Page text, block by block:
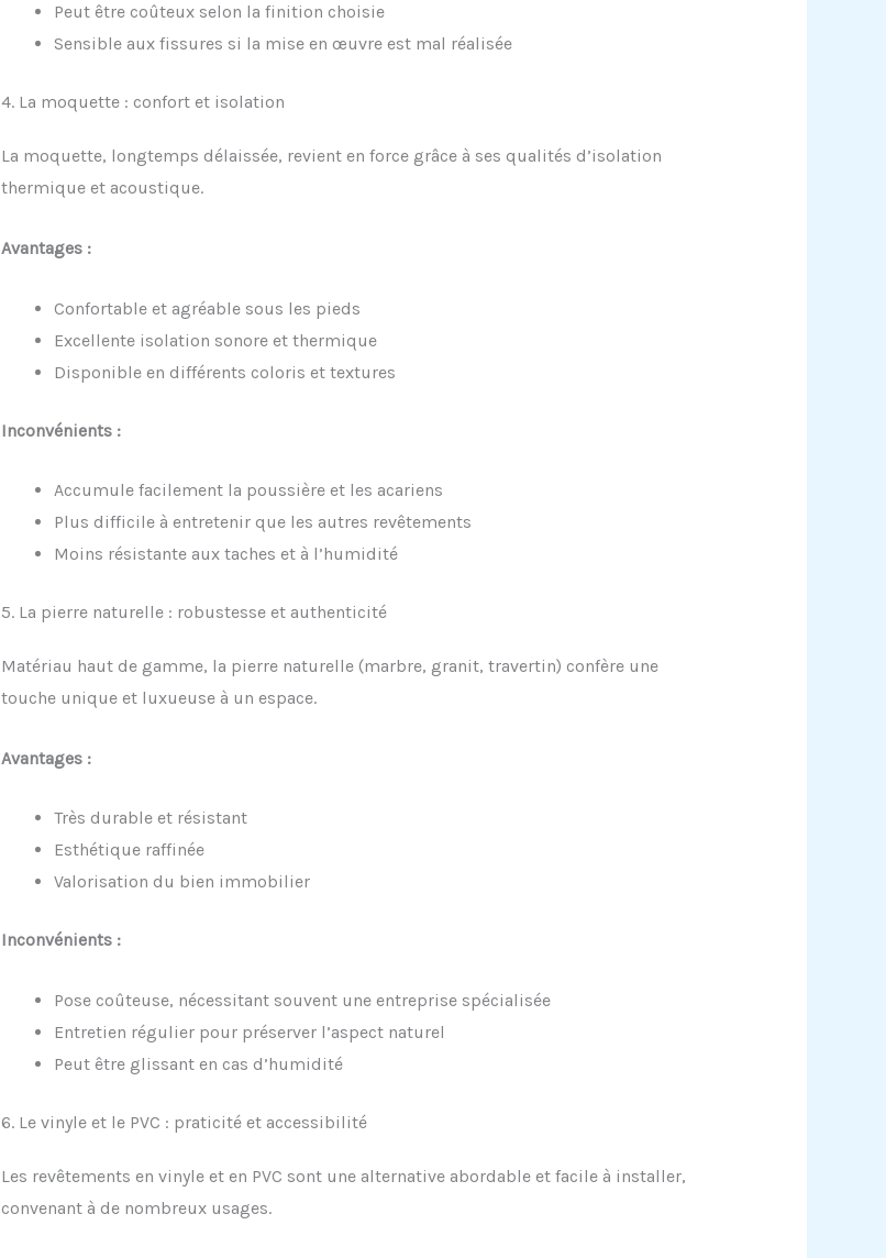
Peut être coûteux selon la finition choisie
Sensible aux fissures si la mise en œuvre est mal réalisée
4. La moquette : confort et isolation
La moquette, longtemps délaissée, revient en force grâce à ses qualités d’isolation
thermique et acoustique.
Avantages :
Confortable et agréable sous les pieds
Excellente isolation sonore et thermique
Disponible en différents coloris et textures
Inconvénients :
Accumule facilement la poussière et les acariens
Plus difficile à entretenir que les autres revêtements
Moins résistante aux taches et à l’humidité
5. La pierre naturelle : robustesse et authenticité
Matériau haut de gamme, la pierre naturelle (marbre, granit, travertin) confère une
touche unique et luxueuse à un espace.
Avantages :
Très durable et résistant
Esthétique raffinée
Valorisation du bien immobilier
Inconvénients :
Pose coûteuse, nécessitant souvent une entreprise spécialisée
Entretien régulier pour préserver l’aspect naturel
Peut être glissant en cas d’humidité
6. Le vinyle et le PVC : praticité et accessibilité
Les revêtements en vinyle et en PVC sont une alternative abordable et facile à installer,
convenant à de nombreux usages.